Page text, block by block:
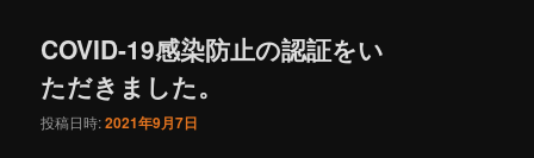
COVID-19感染防止の認証をい
ただきました。
投稿日時:2021年9月7日